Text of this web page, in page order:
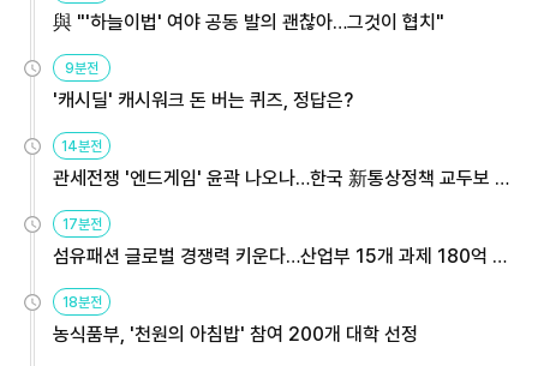
與 "'하늘이법' 여야 공동 발의 괜찮아…그것이 협치"
9분전
'캐시딜' 캐시워크 돈 버는 퀴즈, 정답은?
14분전
관세전쟁 '엔드게임' 윤곽 나오나…한국 新통상정책 교두보 활
17분전
섬유패션 글로벌 경쟁력 키운다…산업부 15개 과제 180억 지
18분전
농식품부, '천원의 아침밥' 참여 200개 대학 선정